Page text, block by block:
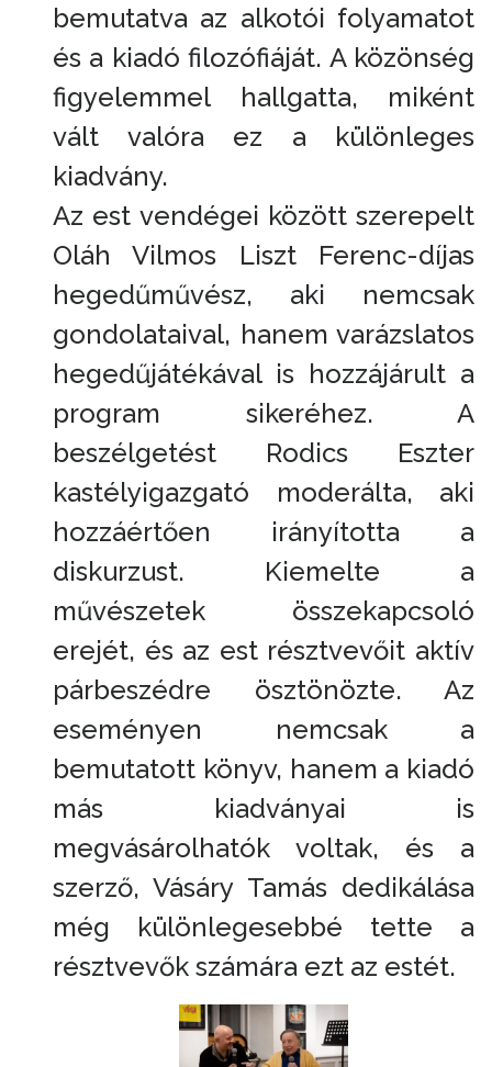
bemutatva az alkotói folyamatot
és a kiadó filozófiáját. A közönség
figyelemmel hallgatta, miként
vált valóra ez a különleges
kiadvány.
Az est vendégei között szerepelt
Oláh Vilmos Liszt Ferenc-díjas
hegedűművész, aki nemcsak
gondolataival, hanem varázslatos
hegedűjátékával is hozzájárult a
program sikeréhez. A
beszélgetést Rodics Eszter
kastélyigazgató moderálta, aki
hozzáértően irányította a
diskurzust. Kiemelte a
művészetek összekapcsoló
erejét, és az est résztvevőit aktív
párbeszédre ösztönözte. Az
eseményen nemcsak a
bemutatott könyv, hanem a kiadó
más kiadványai is
megvásárolhatók voltak, és a
szerző, Vásáry Tamás dedikálása
még különlegesebbé tette a
résztvevők számára ezt az estét.